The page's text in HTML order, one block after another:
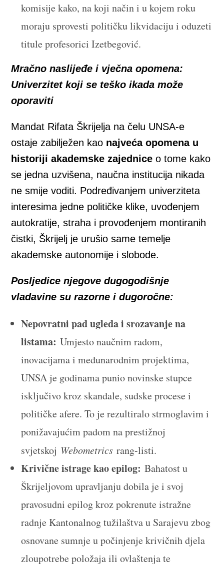
komisije kako, na koji način i u kojem roku
moraju sprovesti političku likvidaciju i oduzeti
titule profesorici Izetbegović.
Mračno naslijeđe i vječna opomena:
Univerzitet koji se teško ikada može
oporaviti
Mandat Rifata Škrijelja na čelu UNSA-e
ostaje zabilježen kao najveća opomena u
historiji akademske zajednice o tome kako
se jedna uzvišena, naučna institucija nikada
ne smije voditi. Podređivanjem univerziteta
interesima jedne političke klike, uvođenjem
autokratije, straha i provođenjem montiranih
čistki, Škrijelj je urušio same temelje
akademske autonomije i slobode.
Posljedice njegove dugogodišnje
vladavine su razorne i dugoročne:
Nepovratni pad ugleda i srozavanje na
listama: Umjesto naučnim radom,
inovacijama i međunarodnim projektima,
UNSA je godinama punio novinske stupce
isključivo kroz skandale, sudske procese i
političke afere. To je rezultiralo strmoglavim i
ponižavajućim padom na prestižnoj
svjetskoj Webometrics rang-listi.
Krivične istrage kao epilog: Bahatost u
Škrijeljovom upravljanju dobila je i svoj
pravosudni epilog kroz pokrenute istražne
radnje Kantonalnog tužilaštva u Sarajevu zbog
osnovane sumnje u počinjenje krivičnih djela
zloupotrebe položaja ili ovlaštenja te